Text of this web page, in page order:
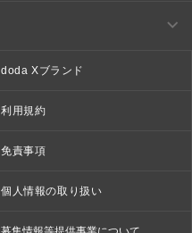
doda Xブランド
利用規約
免責事項
個人情報の取り扱い